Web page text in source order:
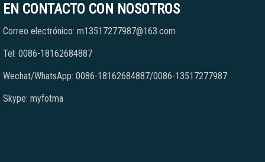
EN CONTACTO CON NOSOTROS
Correo electrónico: m13517277987@163.com
Tel: 0086-18162684887
Wechat/WhatsApp: 0086-18162684887/0086-13517277987
Skype: myfotma